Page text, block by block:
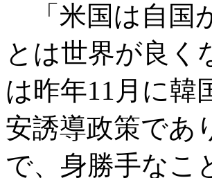
「米国は自国
とは世界が良く
は昨年11月に韓
安誘導政策であ
で、身勝手なこ